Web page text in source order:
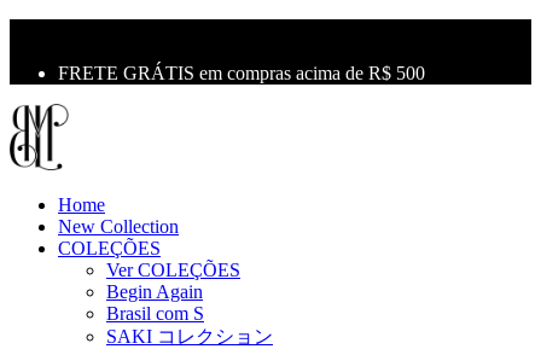
FRETE GRÁTIS em compras acima de R$ 500
Home
New Collection
COLEÇÕES
Ver COLEÇÕES
Begin Again
Brasil com S
SAKI コレクション